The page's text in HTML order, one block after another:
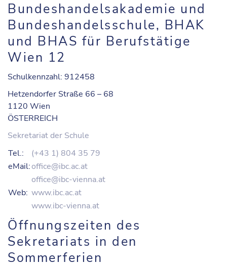
Bundeshandelsakademie und
Bundeshandelsschule, BHAK
und BHAS für Berufstätige
Wien 12
Schulkennzahl: 912458
Hetzendorfer Straße 66 – 68
1120 Wien
ÖSTERREICH
Sekretariat der Schule
Tel.:
(+43 1) 804 35 79
eMail:office@ibc.ac.at
office@ibc-vienna.at
Web: www.ibc.ac.at
www.ibc-vienna.at
Öffnungszeiten des
Sekretariats in den
Sommerferien